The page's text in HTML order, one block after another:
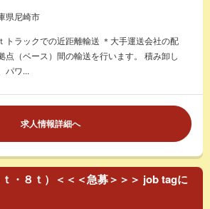
県尼崎市
トラックでの近距離輸送 ＊大手運送会社の配
点（ベース）間の輸送を行います。 積み卸し
パワ...
求人情報詳細へ
・８ｔ）＜＜＜急募＞＞＞ job tagに